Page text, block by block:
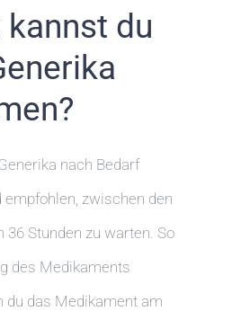
du
nach Bedarf
zwischen den
36 Stunden zu warten. So
des Medikaments
du das Medikament am